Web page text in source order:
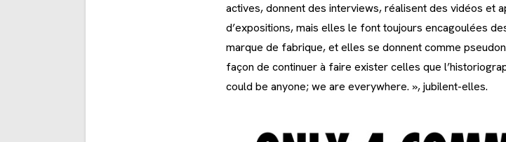
actives, donnent des interviews, réalisent des vidéos et
d’expositions, mais elles le font toujours encagoulées
marque de fabrique, et elles se donnent comme
façon de continuer à faire exister celles que
could be anyone; we are everywhere. », jubilent-elles.